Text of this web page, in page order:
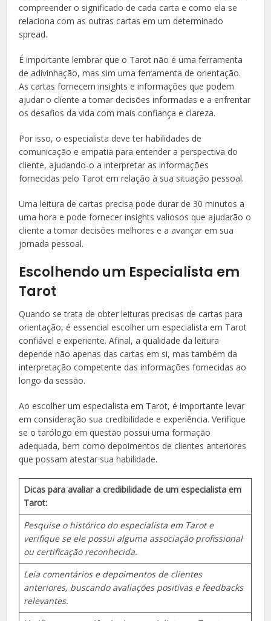
compreender o significado de cada carta e como ela se
relaciona com as outras cartas em um determinado
spread.
É importante lembrar que o Tarot não é uma ferramenta
de adivinhação, mas sim uma ferramenta de orientação.
As cartas fornecem insights e informações que podem
ajudar o cliente a tomar decisões informadas e a enfrentar
os desafios da vida com mais confiança e clareza.
Por isso, o especialista deve ter habilidades de
comunicação e empatia para entender a perspectiva do
cliente, ajudando-o a interpretar as informações
fornecidas pelo Tarot em relação à sua situação pessoal.
Uma leitura de cartas precisa pode durar de 30 minutos a
uma hora e pode fornecer insights valiosos que ajudarão o
cliente a tomar decisões melhores e a avançar em sua
jornada pessoal.
Escolhendo um Especialista em
Tarot
Quando se trata de obter leituras precisas de cartas para
orientação, é essencial escolher um especialista em Tarot
confiável e experiente. Afinal, a qualidade da leitura
depende não apenas das cartas em si, mas também da
interpretação competente das informações fornecidas ao
longo da sessão.
Ao escolher um especialista em Tarot, é importante levar
em consideração sua credibilidade e experiência. Verifique
se o tarólogo em questão possui uma formação
adequada, bem como depoimentos de clientes anteriores
que possam atestar sua habilidade.
Dicas para avaliar a credibilidade de um especialista em
Tarot:
Pesquise o histórico do especialista em Tarot e
verifique se ele possui alguma associação profissional
ou certificação reconhecida.
Leia comentários e depoimentos de clientes
anteriores, buscando avaliações positivas e feedbacks
relevantes.